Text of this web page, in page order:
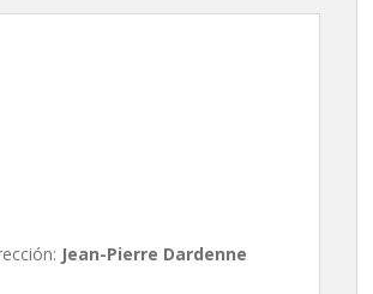
Jean-Pierre Dardenne